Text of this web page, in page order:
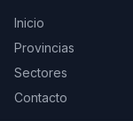
Inicio
Provincias
Sectores
Contacto